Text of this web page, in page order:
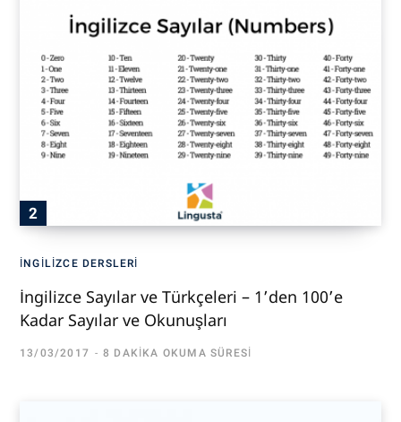
İNGILIZCE DERSLERI
İngilizce Sayılar ve Türkçeleri – 1’den 100’e
Kadar Sayılar ve Okunuşları
13/03/2017 8 DAKIKA OKUMA SÜRESI